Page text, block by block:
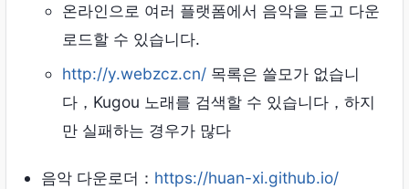
온라인으로 여러 플랫폼에서 음악을 듣고 다운
로드할 수 있습니다.
http://y.webzcz.cn/ 목록은 쓸모가 없습니
다，Kugou 노래를 검색할 수 있습니다，하지
만 실패하는 경우가 많다
음악 다운로더： https://huan-xi.github.io/